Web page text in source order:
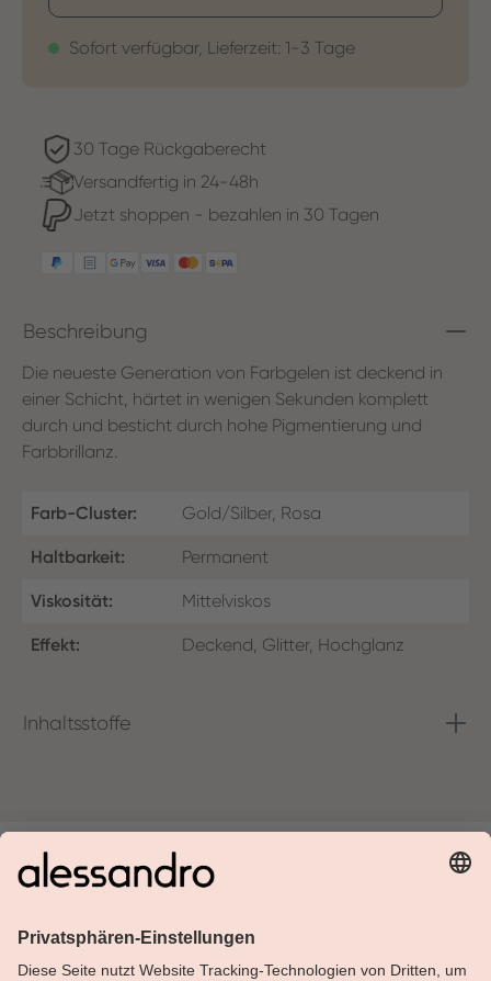
Sofort verfügbar, Lieferzeit: 1-3 Tage
30 Tage Rückgaberecht
Versandfertig in 24-48h
Jetzt shoppen - bezahlen in 30 Tagen
Beschreibung
Die neueste Generation von Farbgelen ist deckend in
einer Schicht, härtet in wenigen Sekunden komplett
durch und besticht durch hohe Pigmentierung und
Farbbrillanz.
Farb-Cluster: Gold/Silber, Rosa
Haltbarkeit: Permanent
Viskosität: Mittelviskos
Effekt: Deckend, Glitter, Hochglanz
Inhaltsstoffe
Über Alessandro